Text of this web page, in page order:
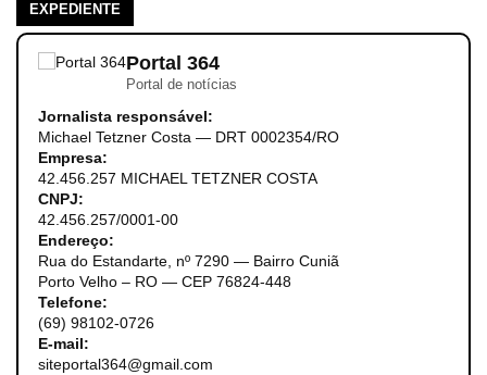
EXPEDIENTE
Portal 364
Portal de notícias
Jornalista responsável:
Michael Tetzner Costa — DRT 0002354/RO
Empresa:
42.456.257 MICHAEL TETZNER COSTA
CNPJ:
42.456.257/0001-00
Endereço:
Rua do Estandarte, nº 7290 — Bairro Cuniã
Porto Velho – RO — CEP 76824-448
Telefone:
(69) 98102-0726
E-mail:
siteportal364@gmail.com